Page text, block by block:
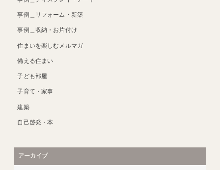
事例＿リフォーム・新築
事例＿収納・お片付け
住まいを楽しむメルマガ
備える住まい
子ども部屋
子育て・家事
建築
自己啓発・本
アーカイブ